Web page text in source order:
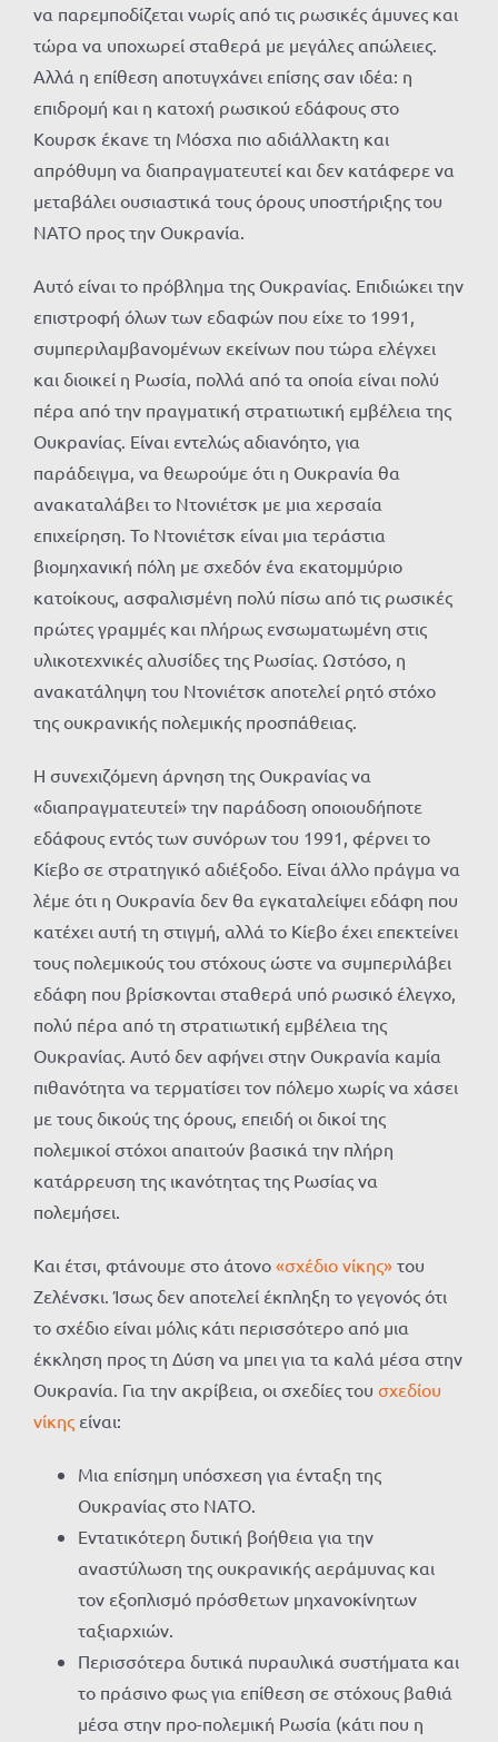
να παρεμποδίζεται νωρίς από τις ρωσικές άμυνες και
τώρα να υποχωρεί σταθερά με μεγάλες απώλειες.
Αλλά η επίθεση αποτυγχάνει επίσης σαν ιδέα: η
επιδρομή και η κατοχή ρωσικού εδάφους στο
Κουρσκ έκανε τη Μόσχα πιο αδιάλλακτη και
απρόθυμη να διαπραγματευτεί και δεν κατάφερε να
μεταβάλει ουσιαστικά τους όρους υποστήριξης του
ΝΑΤΟ προς την Ουκρανία.
Αυτό είναι το πρόβλημα της Ουκρανίας. Επιδιώκει την
επιστροφή όλων των εδαφών που είχε το 1991,
συμπεριλαμβανομένων εκείνων που τώρα ελέγχει
και διοικεί η Ρωσία, πολλά από τα οποία είναι πολύ
πέρα ​​από την πραγματική στρατιωτική εμβέλεια της
Ουκρανίας. Είναι εντελώς αδιανόητο, για
παράδειγμα, να θεωρούμε ότι η Ουκρανία θα
ανακαταλάβει το Ντονιέτσκ με μια χερσαία
επιχείρηση. Το Ντονιέτσκ είναι μια τεράστια
βιομηχανική πόλη με σχεδόν ένα εκατομμύριο
κατοίκους, ασφαλισμένη πολύ πίσω από τις ρωσικές
πρώτες γραμμές και πλήρως ενσωματωμένη στις
υλικοτεχνικές αλυσίδες της Ρωσίας. Ωστόσο, η
ανακατάληψη του Ντονιέτσκ αποτελεί ρητό στόχο
της ουκρανικής πολεμικής προσπάθειας.
Η συνεχιζόμενη άρνηση της Ουκρανίας να
«διαπραγματευτεί» την παράδοση οποιουδήποτε
εδάφους εντός των συνόρων του 1991, φέρνει το
Κίεβο σε στρατηγικό αδιέξοδο. Είναι άλλο πράγμα να
λέμε ότι η Ουκρανία δεν θα εγκαταλείψει εδάφη που
κατέχει αυτή τη στιγμή, αλλά το Κίεβο έχει επεκτείνει
τους πολεμικούς του στόχους ώστε να συμπεριλάβει
εδάφη που βρίσκονται σταθερά υπό ρωσικό έλεγχο,
πολύ πέρα ​​από τη στρατιωτική εμβέλεια της
Ουκρανίας. Αυτό δεν αφήνει στην Ουκρανία καμία
πιθανότητα να τερματίσει τον πόλεμο χωρίς να χάσει
με τους δικούς της όρους, επειδή οι δικοί της
πολεμικοί στόχοι απαιτούν βασικά την πλήρη
κατάρρευση της ικανότητας της Ρωσίας να
πολεμήσει.
Και έτσι, φτάνουμε στο άτονο «σχέδιο νίκης» του
Ζελένσκι. Ίσως δεν αποτελεί έκπληξη το γεγονός ότι
το σχέδιο είναι μόλις κάτι περισσότερο από μια
έκκληση προς τη Δύση να μπει για τα καλά μέσα στην
Ουκρανία. Για την ακρίβεια, οι σχεδίες του σχεδίου
νίκης είναι:
Μια επίσημη υπόσχεση για ένταξη της
Ουκρανίας στο ΝΑΤΟ.
Εντατικότερη δυτική βοήθεια για την
αναστύλωση της ουκρανικής αεράμυνας και
τον εξοπλισμό πρόσθετων μηχανοκίνητων
ταξιαρχιών.
Περισσότερα δυτικά πυραυλικά συστήματα και
το πράσινο φως για επίθεση σε στόχους βαθιά
μέσα στην προ-πολεμική Ρωσία (κάτι που η